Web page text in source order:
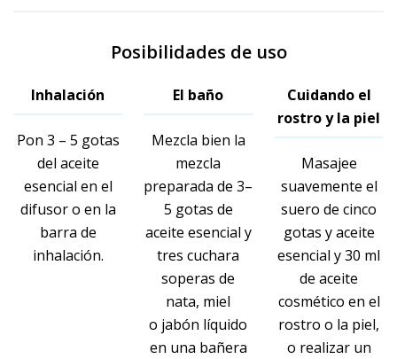
Posibilidades de uso
Inhalación
Pon 3 – 5 gotas
del aceite
esencial en el
difusor o en la
barra de
inhalación.
El baño
Mezcla bien la
mezcla
preparada de 3–
5 gotas de
aceite esencial y
tres cuchara
soperas de
nata, miel
o jabón líquido
en una bañera
Cuidando el
rostro y la piel
Masajee
suavemente el
suero de cinco
gotas y aceite
esencial y 30 ml
de aceite
cosmético en el
rostro o la piel,
o realizar un